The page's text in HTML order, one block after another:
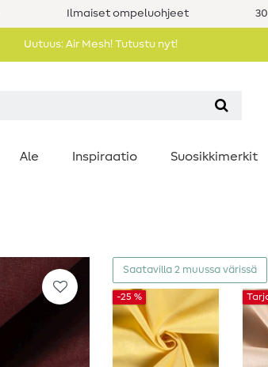
Ilmaiset ompeluohjeet
Uutuus: Air Mesh! Tutustu nyt!
Ale Inspiraatio Suosikkimerkit
Saatavilla 2 muussa värissä
-25 %